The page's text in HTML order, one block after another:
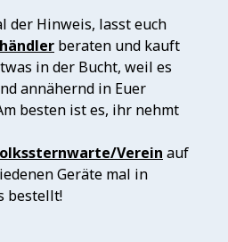
der Hinweis, lasst euch
beraten und kauft
in der Bucht, weil es
annähernd in Euer
besten ist es, ihr nehmt
Verein auf
Geräte mal in
bestellt!